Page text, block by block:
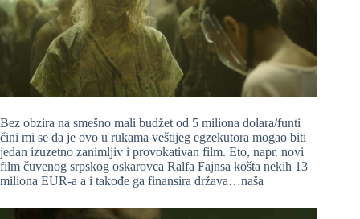
Bez obzira na smešno mali budžet od 5 miliona dolara/funti
čini mi se da je ovo u rukama veštijeg egzekutora mogao biti
jedan izuzetno zanimljiv i provokativan film. Eto, napr. novi
film čuvenog srpskog oskarovca Ralfa Fajnsa košta nekih 13
miliona EUR-a a i takođe ga finansira država…naša